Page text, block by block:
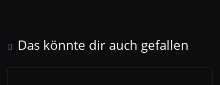
Das könnte dir auch gefallen